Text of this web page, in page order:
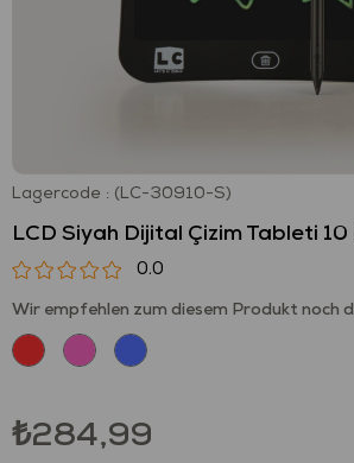
Lagercode (LC-30910-S)
LCD Siyah Dijital Çizim Tableti 10
0.0
Wir empfehlen zum diesem Produkt noch
₺284,99